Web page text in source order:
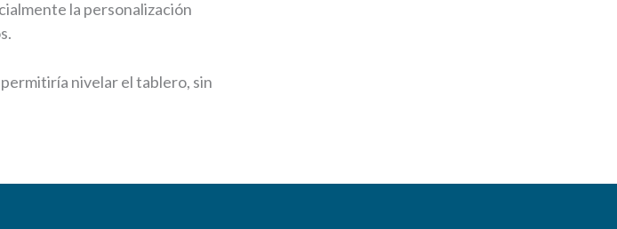
la personalización
nivelar el tablero, sin